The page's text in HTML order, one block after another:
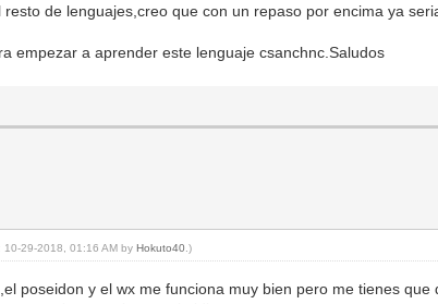
de lenguajes,creo que con un repaso por encima ya
empezar a aprender este lenguaje csanchnc.Saludos
10-29-2018, 01:16 AM byHokuto40 .)
poseidon y el wx me funciona muy bien pero me tienes